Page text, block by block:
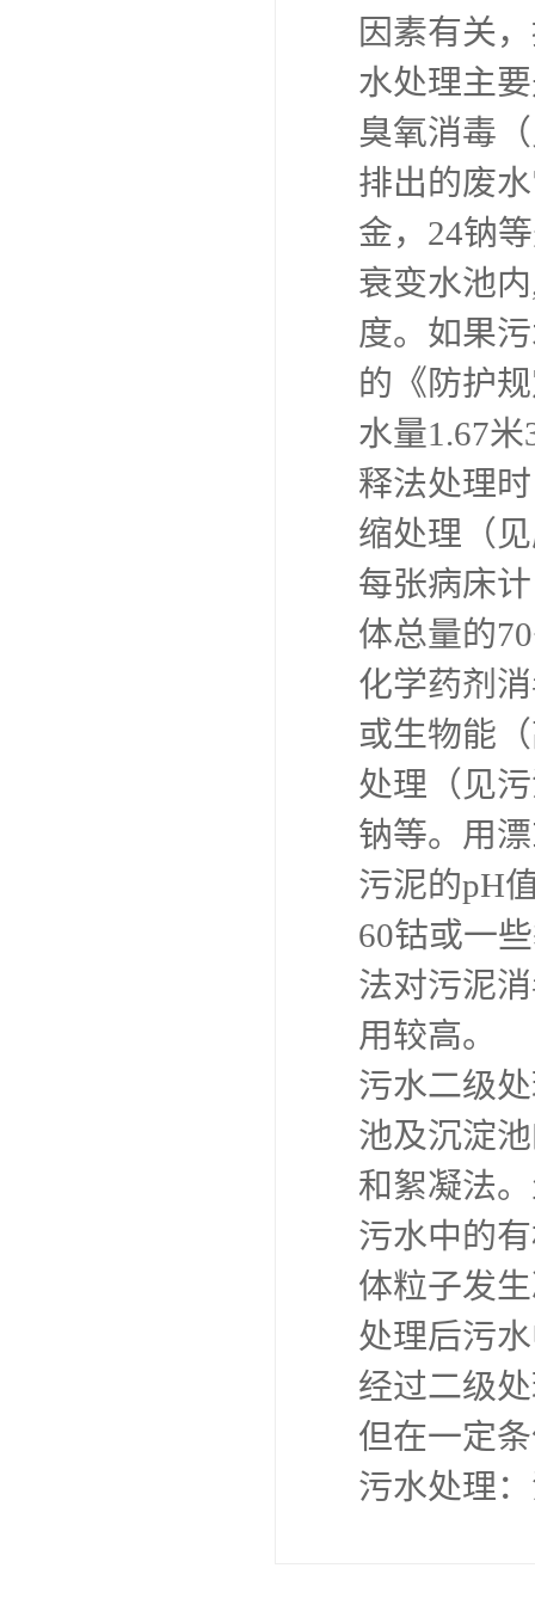
因素有关
水处理主
臭氧消毒
排出的废
金，24钠
衰变水池
度。如果
的《防护
水量1.67
释法处理
缩处理（
每张病床
体总量的
化学药剂
或生物能
处理（见
钠等。用
污泥的pH
60钴或一
法对污泥
用较高。
污水二级
池及沉淀
和絮凝法
污水中的
体粒子发
处理后污
经过二级
但在一定
污水处理